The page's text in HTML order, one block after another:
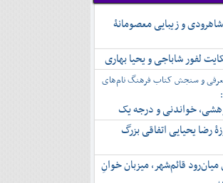
و زیبایی معصومانۀ
لفور شاباجی و یحیا بهاری
و سنجش کتاب فرهنگ نام‌های
خواندنی و درجه یک
رضا یحیایی اتفاقی بزرگ
قائم‌شهر، میزبان خوانِ